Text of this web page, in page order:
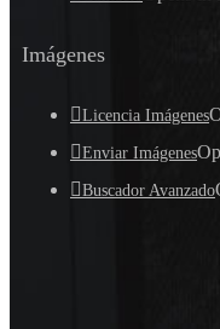
Imágenes
Licencia Imágenes
Enviar Imágenes
Buscador Avanzado